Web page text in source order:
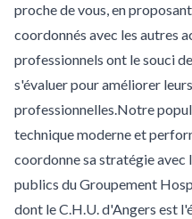
proche de vous, en
coordonnés avec les autres
professionnels ont le souci
s'évaluer pour améliorer
professionnelles.Notre
technique moderne et
coordonne sa stratégie avec
publics du Groupement
dont le C.H.U. d'Angers est